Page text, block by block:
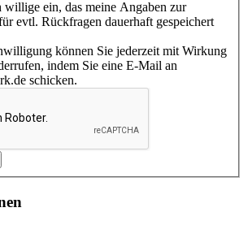
willige ein, das meine Angaben zur
evtl. Rückfragen dauerhaft gespeichert
können Sie jederzeit mit Wirkung
indem Sie eine E-Mail an
schicken.